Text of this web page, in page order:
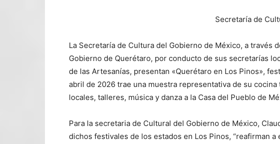
Secretaría de
La Secretaría de Cultura del Gobierno de México, a través
Gobierno de Querétaro, por conducto de sus secretarías
de las Artesanías, presentan «Querétaro en Los Pinos»,
abril de 2026 trae una muestra representativa de su
locales, talleres, música y danza a la Casa del Pueblo de
Para la secretaria de Cultural del Gobierno de México,
dichos festivales de los estados en Los Pinos, “reafirman